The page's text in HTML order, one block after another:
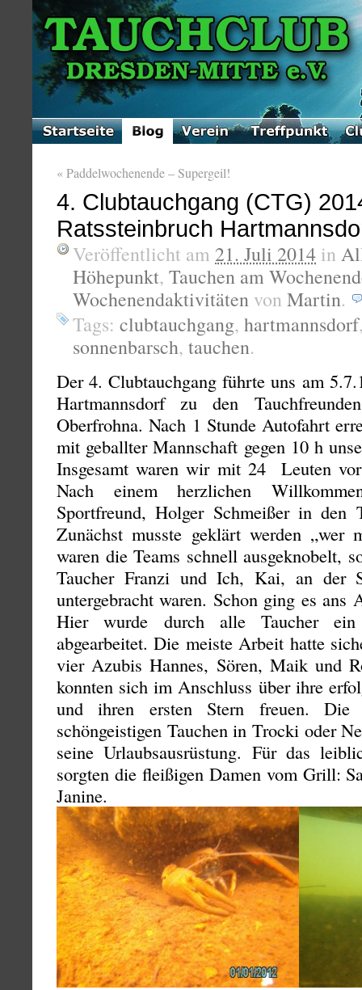
«Paddelwochenende – Supergeil!
4. Clubtauchgang (CTG)
Ratssteinbruch
Veröffentlicht am 21. Juli 2014 in
Höhepunkt, Tauchen am
Wochenendaktivitäten von Martin.
Tags: clubtauchgang, hartmannsdorf
sonnenbarsch, tauchen.
Der 4. Clubtauchgang führte uns am
Hartmannsdorf zu den
Oberfrohna. Nach 1 Stunde Autofahrt
mit geballter Mannschaft gegen 10 h
Insgesamt waren wir mit 24 Leuten
Nach einem herzlichen
Sportfreund, Holger Schmeißer in den
Zunächst musste geklärt werden „wer
waren die Teams schnell ausgeknobelt,
Taucher Franzi und Ich, Kai, an der
untergebracht waren. Schon ging es ans
Hier wurde durch alle Taucher ein
abgearbeitet. Die meiste Arbeit hatte
vier Azubis Hannes, Sören, Maik und
konnten sich im Anschluss über ihre
und ihren ersten Stern freuen. Die
schöngeistigen Tauchen in Trocki oder
seine Urlaubsausrüstung. Für das
sorgten die fleißigen Damen vom Grill:
Janine.